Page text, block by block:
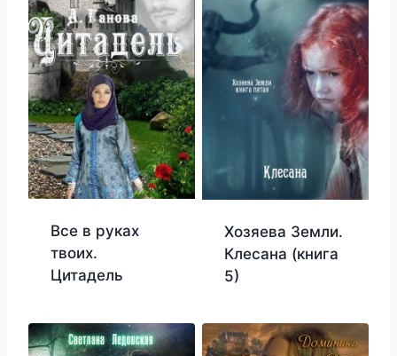
Все в руках
твоих.
Цитадель
Хозяева Земли.
Клесана (книга
5)